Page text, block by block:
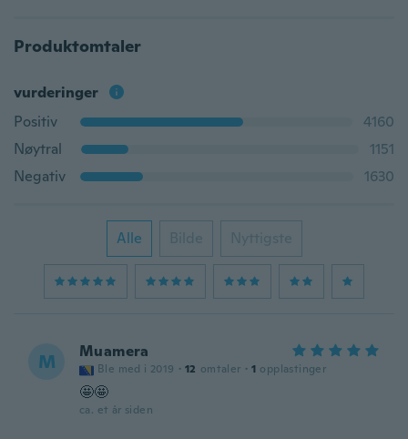
Produktomtaler
vurderinger
Positiv
4160
Nøytral
1151
Negativ
1630
Alle Bilde Nyttigste
M Muamera
Ble med i 2019 · 12 omtaler · 1 opplastinger
🤩🤩
ca. et år siden